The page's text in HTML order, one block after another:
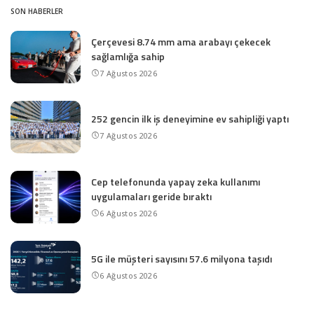
SON HABERLER
Çerçevesi 8.74 mm ama arabayı çekecek
sağlamlığa sahip
7 Ağustos 2026
252 gencin ilk iş deneyimine ev sahipliği yaptı
7 Ağustos 2026
Cep telefonunda yapay zeka kullanımı
uygulamaları geride bıraktı
6 Ağustos 2026
5G ile müşteri sayısını 57.6 milyona taşıdı
6 Ağustos 2026